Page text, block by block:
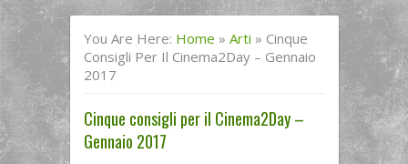
You Are Here: Home » Arti » Cinque
Consigli Per Il Cinema2Day – Gennaio
2017
Cinque consigli per il Cinema2Day –
Gennaio 2017